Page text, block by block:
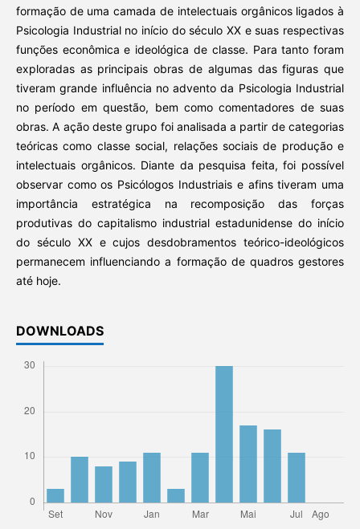
formação de uma camada de intelectuais orgânicos ligados à
Psicologia Industrial no início do século XX e suas respectivas
funções econômica e ideológica de classe. Para tanto foram
exploradas as principais obras de algumas das figuras que
tiveram grande influência no advento da Psicologia Industrial
no período em questão, bem como comentadores de suas
obras. A ação deste grupo foi analisada a partir de categorias
teóricas como classe social, relações sociais de produção e
intelectuais orgânicos. Diante da pesquisa feita, foi possível
observar como os Psicólogos Industriais e afins tiveram uma
importância estratégica na recomposição das forças
produtivas do capitalismo industrial estadunidense do início
do século XX e cujos desdobramentos teórico-ideológicos
permanecem influenciando a formação de quadros gestores
até hoje.
DOWNLOADS